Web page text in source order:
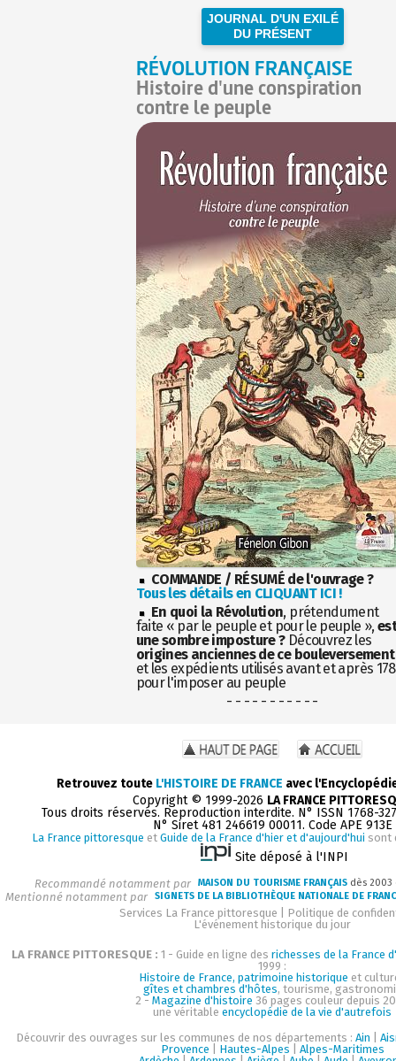
JOURNAL D'UN EXILÉ
DU PRÉSENT
RÉVOLUTION FRANÇAISE
Histoire d'une conspiration
contre le peuple
COMMANDE / RÉSUMÉ de l'ouvrage ?
Tous les détails en CLIQUANT ICI !
En quoi la Révolution, prétendument
faite « par le peuple et pour le peuple »,
une sombre imposture ?Découvrez les
origines anciennes de ce bouleversement
et les expédients utilisés avant et après
pour l'imposer au peuple
- - - - - - - - - - -
Retrouvez toute L'HISTOIRE DE FRANCE avec
Copyright © 1999-2026 LA FRANCE
Tous droits réservés. Reproduction interdite. N° ISSN 1768-
N° Siret 481 246619 00011. Code APE 913E
La France pittoresque et Guide de la France d'hier et d'aujourd'hui sont
Site déposé à l'INPI
Recommandé notamment par MAISON DU TOURISME FRANÇAIS dès
Mentionné notamment par SIGNETS DE LA BIBLIOTHÈQUE NATIONALE DE
Services La France pittoresque
Politique de
L'événement historique du jour
LA FRANCE PITTORESQUE : 1 - Guide en ligne des richesses de la France
1999 :
Histoire de France, patrimoine historique et
gîtes et chambres d'hôtes, tourisme,
2 - Magazine d'histoire 36 pages couleur depuis
une véritable encyclopédie de la vie d'autrefois
Découvrir des ouvrages sur les communes de nos départements : Ain
Provence
Hautes-Alpes
Alpes-Maritimes